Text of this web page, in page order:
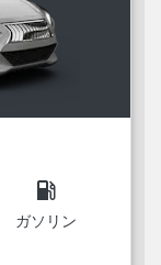
local_gas_station
ガソリン